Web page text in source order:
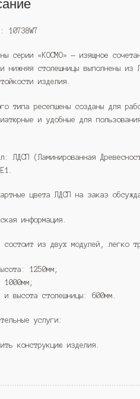
10738W7
серии «КОСМО» — изящное
нижняя столешницы выполнены из
изделия.
типа ресепшены созданы для
и удобные для
ЛДСП (Ламинированная
цвета ЛДСП на заказ
информация.
состоит из двух модулей, легко
1250мм;
1000мм;
и высота столешницы: 600мм.
услуги:
конструкцию изделия.